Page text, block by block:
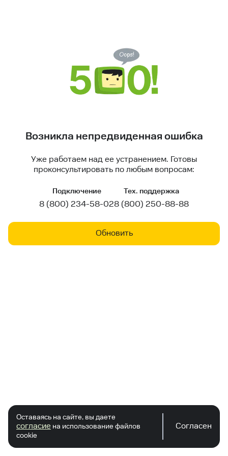
Возникла непредвиденная ошибка
Уже работаем над ее устранением. Готовы
проконсультировать по любым вопросам:
Подключение
8 (800) 234-58-02
Тех. поддержка
8 (800) 250-88-88
Обновить
Оставаясь на сайте, вы даете
согласие на использование файлов
cookie
Согласен